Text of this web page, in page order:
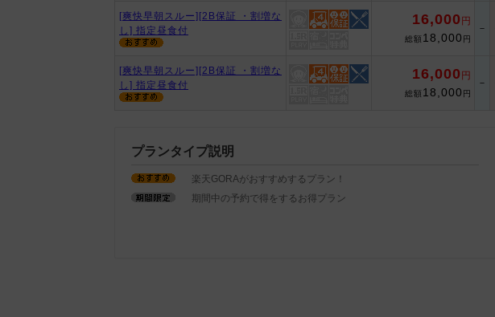
[爽快早朝スルー][2B保証 ・割増な
し] 指定昼食付
16,000 円
総額 18,000 円
－
[爽快早朝スルー][2B保証 ・割増な
し] 指定昼食付
16,000 円
総額 18,000 円
－
プランタイプ説明
楽天GORAがおすすめするプラン！
期間中の予約で得をするお得プラン